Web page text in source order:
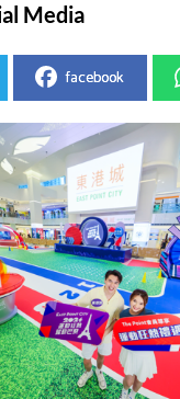
Media
facebook